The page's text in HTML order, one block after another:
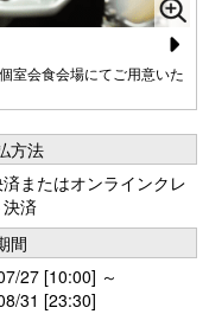
室会食会場にてご用意いた
N
e
xt
方法
またはオンラインクレ
済
間
27 [10:00] ～
31 [23:30]